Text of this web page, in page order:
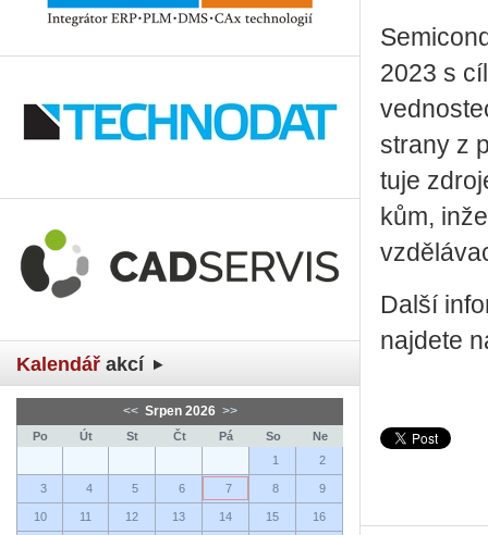
Kalendář akcí
<< Srpen 2026 >>
Po Út St Čt Pá So
Ne
1
2
3 4 5 6 7 8 9
10 11 12 13 14 15 16
2023 s
stra­ny z
tu­je
kům,
Další
na­jde­te